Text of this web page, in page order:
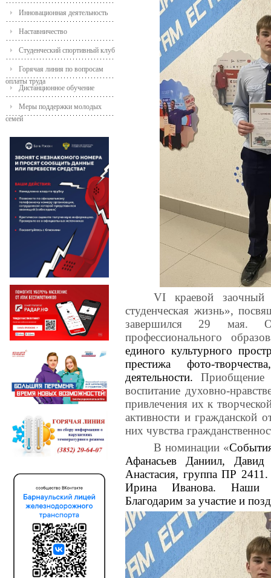
Инновационная деятельность
Наставничество
Студенческий спортивный клуб
Горячая линия по вопросам
оплаты труда
Дистанционное обучение
Меры поддержки молодых
семей
VI краевой
студенческая жизнь»,
завершился 29 мая.
профессионального
единого культурного
престижа фото-
деятельности. Приобщение
воспитание духовно-
привлечения их к
активности и гражданской
них чувства
В номинации «
Афанасьев Даниил,
Анастасия, группа ПР 2411.
Ирина Иванова. Наши
Благодарим за участие и